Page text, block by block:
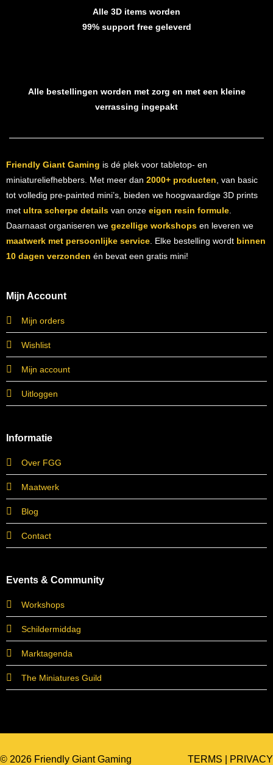
Alle 3D items worden
99% support free geleverd
Alle bestellingen worden met zorg en met een kleine
verrassing ingepakt
Friendly Giant Gaming is dé plek voor tabletop- en
miniatureliefhebbers. Met meer dan 2000+ producten, van basic
tot volledig pre-painted mini’s, bieden we hoogwaardige 3D prints
met ultra scherpe detailsvan onze eigen resin formule.
Daarnaast organiseren we gezellige workshopsen leveren we
maatwerk met persoonlijke service. Elke bestelling wordt binnen
10 dagen verzonden én bevat een gratis mini!
Mijn Account
Mijn orders
Wishlist
Mijn account
Uitloggen
Informatie
Over FGG
Maatwerk
Blog
Contact
Events & Community
Workshops
Schildermiddag
Marktagenda
The Miniatures Guild
© 2026 Friendly Giant Gaming TERMS PRIVACY